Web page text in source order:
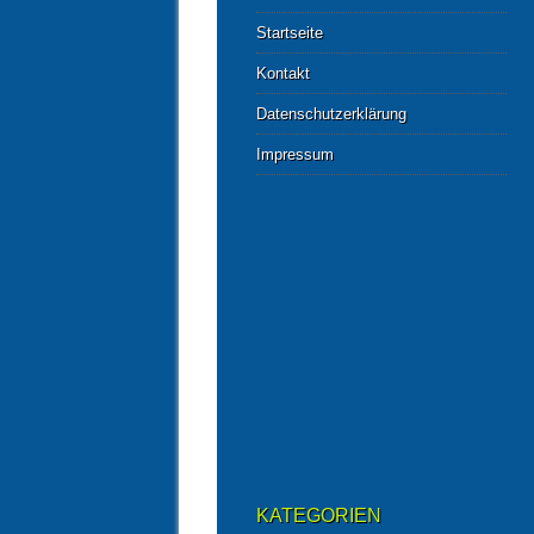
Startseite
Kontakt
Datenschutzerklärung
Impressum
KATEGORIEN